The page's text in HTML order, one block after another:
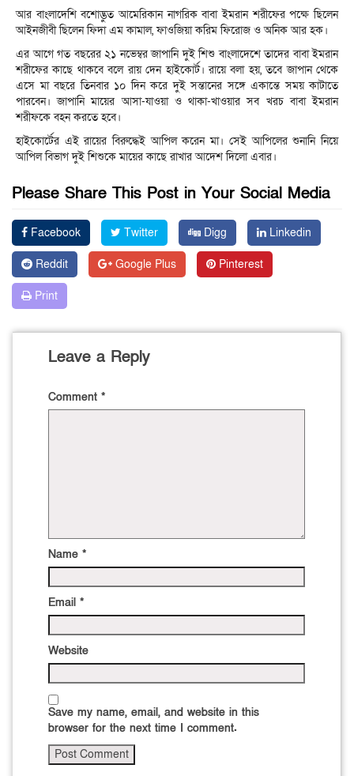
আর বাংলাদেশি বশোদ্ভুত আমেরিকান নাগরিক বাবা ইমরান শরীফের পক্ষে ছিলেন
আইনজীবী ছিলেন ফিদা এম কামাল, ফাওজিয়া করিম ফিরোজ ও অনিক আর হক।
এর আগে গত বছরের ২১ নভেম্বর জাপানি দুই শিশু বাংলাদেশে তাদের বাবা ইমরান
শরীফের কাছে থাকবে বলে রায় দেন হাইকোর্ট। রায়ে বলা হয়, তবে জাপান থেকে
এসে মা বছরে তিনবার ১০ দিন করে দুই সন্তানের সঙ্গে একান্তে সময় কাটাতে
পারবেন। জাপানি মায়ের আসা-যাওয়া ও থাকা-খাওয়ার সব খরচ বাবা ইমরান
শরীফকে বহন করতে হবে।
হাইকোর্টের এই রায়ের বিরুদ্ধেই আপিল করেন মা। সেই আপিলের শুনানি নিয়ে
আপিল বিভাগ দুই শিশুকে মায়ের কাছে রাখার আদেশ দিলো এবার।
Please Share This Post in Your Social Media
Facebook Twitter Digg Linkedin
Reddit Google Plus Pinterest
Print
Leave a Reply
Comment *
Name *
Email *
Website
Save my name, email, and website in this
browser for the next time I comment.